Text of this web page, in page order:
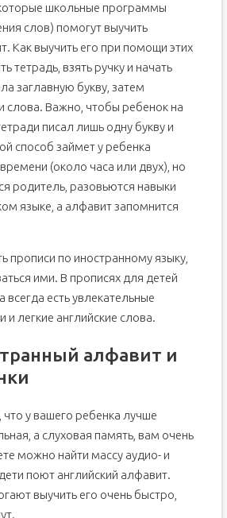
школьные программы
слов) помогут выучить
Как выучить его при помощи этих
тетрадь, взять ручку и начать
заглавную букву, затем
слова. Важно, чтобы ребенок на
писал лишь одну букву и
способ займет у ребенка
(около часа или двух), но
родитель, разовьются навыки
языке, а алфавит запомнится
прописи по иностранному языку,
ими. В прописях для детей
есть увлекательные
и легкие английские слова.
алфавит и
что у вашего ребенка лучше
а слуховая память, вам очень
можно найти массу аудио- и
поют английский алфавит.
выучить его очень быстро,